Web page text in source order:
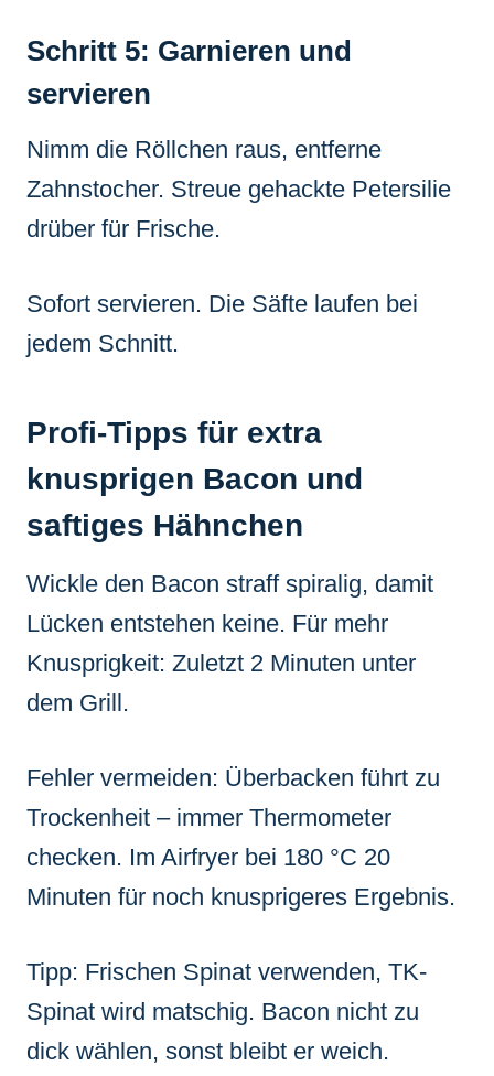
Schritt 5: Garnieren und
servieren
Nimm die Röllchen raus, entferne
Zahnstocher. Streue gehackte Petersilie
drüber für Frische.
Sofort servieren. Die Säfte laufen bei
jedem Schnitt.
Profi-Tipps für extra
knusprigen Bacon und
saftiges Hähnchen
Wickle den Bacon straff spiralig, damit
Lücken entstehen keine. Für mehr
Knusprigkeit: Zuletzt 2 Minuten unter
dem Grill.
Fehler vermeiden: Überbacken führt zu
Trockenheit – immer Thermometer
checken. Im Airfryer bei 180 °C 20
Minuten für noch knusprigeres Ergebnis.
Tipp: Frischen Spinat verwenden, TK-
Spinat wird matschig. Bacon nicht zu
dick wählen, sonst bleibt er weich.